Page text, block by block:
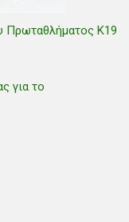
Πρωταθλήματος Κ19